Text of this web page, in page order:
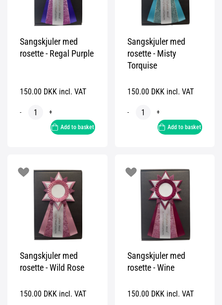
Sangskjuler med
rosette - Regal Purple
150.00 DKK incl. VAT
- +
Add to basket
Sangskjuler med
rosette - Misty
Torquise
150.00 DKK incl. VAT
- +
Add to basket
Sangskjuler med
rosette - Wild Rose
150.00 DKK incl. VAT
Sangskjuler med
rosette - Wine
150.00 DKK incl. VAT